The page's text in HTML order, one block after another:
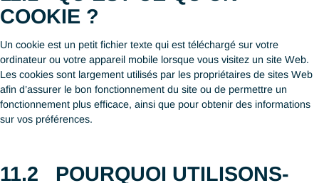
nLPD et le PDPA, vous pouvez contacter par écrit ou email nos
Conseillers / Délégués à la protection des données (« DPOs »)
Suisse et à Singapour pour toute question relative à vos
caractère personnel et/ou notre politique en matière de
données ou pour toute autre requête, de la manière suivante :